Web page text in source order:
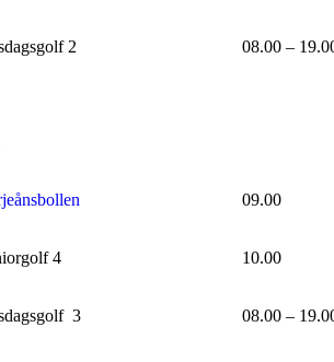
2 08.00 –
09.00
4 10.00
3 08.00 –